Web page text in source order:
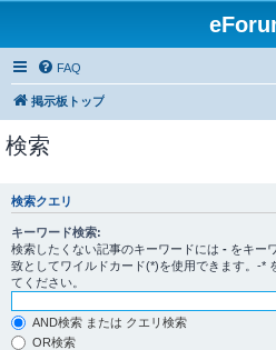
FAQ
掲示板トップ
検索
検索クエリ
キーワード検索:
検索したくない記事のキーワードには - をキー
致としてワイルドカード(*)を使用できます。-*
てください。
AND検索 または クエリ検索
OR検索